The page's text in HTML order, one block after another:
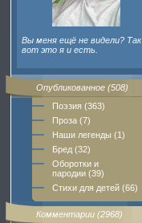
Вы меня ещё не видели? Так
вот это я и есть.
Опубликованное (508)
Поэзия (363)
Проза (7)
Наши легенды (1)
Бред (32)
Оборотки и
пародии (39)
Стихи для детей (66)
Комментарии (2968)